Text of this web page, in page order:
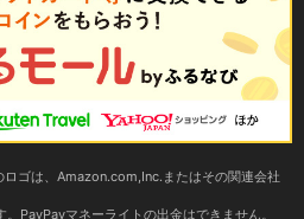
ゴは、Amazon.com,Inc.またはその関連会社
PayPayマネーライトの出金はできません。